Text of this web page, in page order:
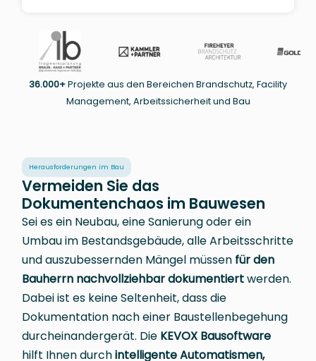
36.000+Projekte aus den Bereichen Brandschutz, Facility
Management, Arbeitssicherheit und Bau
Herausforderungen im Bau
Vermeiden Sie das
Dokumentenchaos im Bauwesen
Sei es ein Neubau, eine Sanierung oder ein
Umbau im Bestandsgebäude, alle Arbeitsschritte
und auszubessernden Mängel müssen für den
Bauherrn nachvollziehbar dokumentiertwerden.
Dabei ist es keine Seltenheit, dass die
Dokumentation nach einer Baustellenbegehung
durcheinandergerät. Die KEVOX Bausoftware
hilft Ihnen durchintelligente Automatismen,